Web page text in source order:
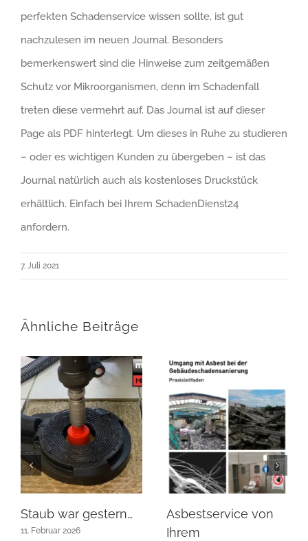
perfekten Schadenservice wissen sollte, ist gut
nachzulesen im neuen Journal. Besonders
bemerkenswert sind die Hinweise zum zeitgemäßen
Schutz vor Mikroorganismen, denn im Schadenfall
treten diese vermehrt auf. Das Journal ist auf dieser
Page als PDF hinterlegt. Um dieses in Ruhe zu studieren
– oder es wichtigen Kunden zu übergeben – ist das
Journal natürlich auch als kostenloses Druckstück
erhältlich. Einfach bei Ihrem SchadenDienst24
anfordern.
7. Juli 2021
Ähnliche Beiträge
Staub war gestern…
11. Februar 2026
Asbestservice von
Ihrem